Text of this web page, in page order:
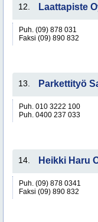
12. Laattapiste
Puh. (09) 878 031
Faksi (09) 890 832
13. Parkettityö
Puh. 010 3222 100
Puh. 0400 237 033
14. Heikki Haru
Puh. (09) 878 0341
Faksi (09) 890 832